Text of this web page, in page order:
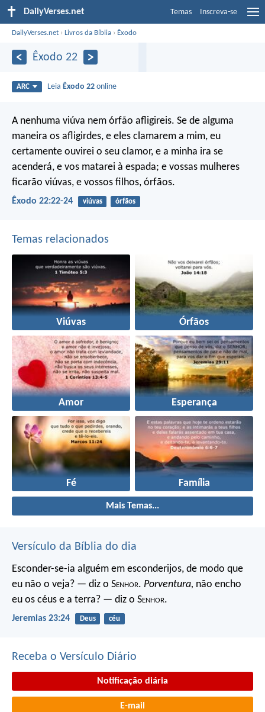
DailyVerses.net Temas Inscreva-se
DailyVerses.net ›Livros da Bíblia › Êxodo
Êxodo 22
ARC Leia Êxodo 22 online
A nenhuma viúva nem órfão afligireis. Se de alguma
maneira os afligirdes, e eles clamarem a mim, eu
certamente ouvirei o seu clamor, e a minha ira se
acenderá, e vos matarei à espada; e vossas mulheres
ficarão viúvas, e vossos filhos, órfãos.
Êxodo 22:22-24 viúvas órfãos
Temas relacionados
Viúvas Órfãos
Amor Esperança
Fé Família
Mais Temas...
Versículo da Bíblia do dia
Esconder-se-ia alguém em esconderijos, de modo que
eu não o veja? — diz o Senhor. Porventura, não encho
eu os céus e a terra? — diz o Senhor.
Jeremias 23:24 Deus céu
Receba o Versículo Diário
Notificação diária
E-mail